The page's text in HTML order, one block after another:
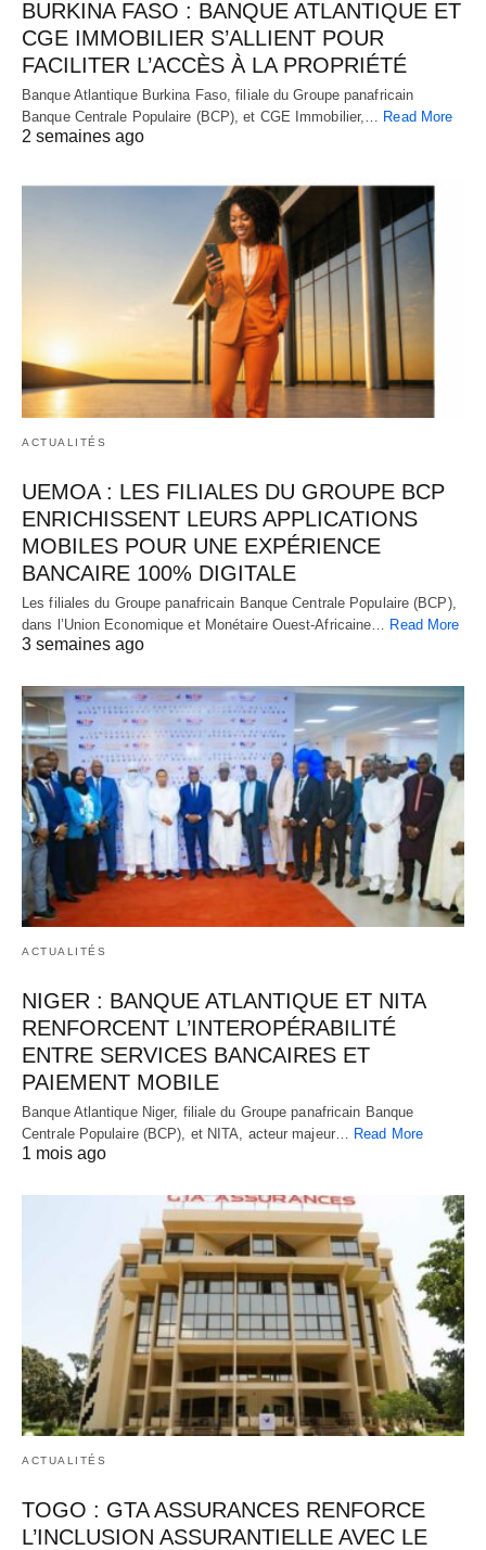
BURKINA FASO : BANQUE ATLANTIQUE ET
CGE IMMOBILIER S’ALLIENT POUR
FACILITER L’ACCÈS À LA PROPRIÉTÉ
Banque Atlantique Burkina Faso, filiale du Groupe panafricain
Banque Centrale Populaire (BCP), et CGE Immobilier,…
Read More
2 semaines ago
ACTUALITÉS
UEMOA : LES FILIALES DU GROUPE BCP
ENRICHISSENT LEURS APPLICATIONS
MOBILES POUR UNE EXPÉRIENCE
BANCAIRE 100% DIGITALE
Les filiales du Groupe panafricain Banque Centrale Populaire (BCP),
dans l’Union Economique et Monétaire Ouest-Africaine… Read More
3 semaines ago
ACTUALITÉS
NIGER : BANQUE ATLANTIQUE ET NITA
RENFORCENT L’INTEROPÉRABILITÉ
ENTRE SERVICES BANCAIRES ET
PAIEMENT MOBILE
Banque Atlantique Niger, filiale du Groupe panafricain Banque
Centrale Populaire (BCP), et NITA, acteur majeur… Read More
1 mois ago
ACTUALITÉS
TOGO : GTA ASSURANCES RENFORCE
L’INCLUSION ASSURANTIELLE AVEC LE